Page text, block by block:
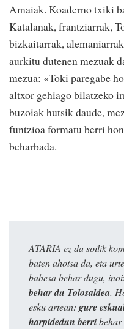
Amaiak. Koaderno txiki
Katalanak, frantziarrak,
bizkaitarrak,
aurkitu dutenen mezuak
mezua: «Toki paregabe
altxor gehiago bilatzeko
buzoiak hutsik daude,
funtzioa formatu berri
beharbada.
ATARIA ez da soilik
baten ahotsa da, eta
babesa behar dugu,
behar du Tolosaldea.
esku artean: gure
harpidedun berribehar